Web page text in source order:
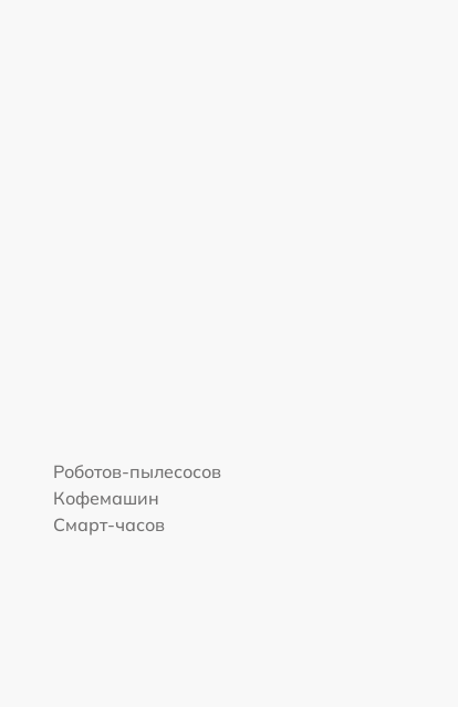
Роботов-пылесосов
Кофемашин
Смарт-часов